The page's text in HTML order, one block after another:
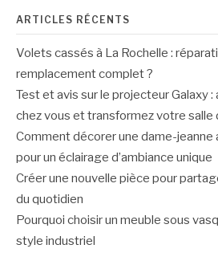
ARTICLES RÉCENTS
Volets cassés à La Rochelle :
remplacement complet ?
Test et avis sur le projecteur Galaxy :
chez vous et transformez votre salle
Comment décorer une dame-jeanne
pour un éclairage d’ambiance unique
Créer une nouvelle pièce pour
du quotidien
Pourquoi choisir un meuble sous
style industriel